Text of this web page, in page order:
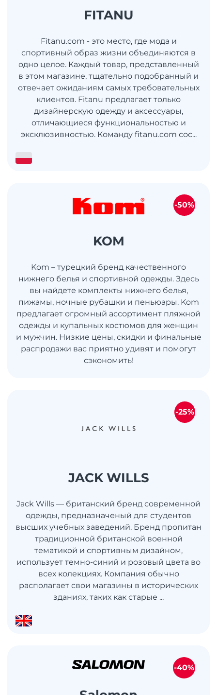
FITANU
Fitanu.com - это место, где мода и
спортивный образ жизни объединяются в
одно целое. Каждый товар, представленный
в этом магазине, тщательно подобранный и
отвечает ожиданиям самых требовательных
клиентов. Fitanu предлагает только
дизайнерскую одежду и аксессуары,
отличающиеся функциональностью и
эксклюзивностью. Команду fitanu.com сос...
KOM
Kom – турецкий бренд качественного
нижнего белья и спортивной одежды. Здесь
вы найдете комплекты нижнего белья,
пижамы, ночные рубашки и пеньюары. Kom
предлагает огромный ассортимент пляжной
одежды и купальных костюмов для женщин
и мужчин. Низкие цены, скидки и финальные
распродажи вас приятно удивят и помогут
сэкономить!
-50%
JACK WILLS
Jack Wills — британский бренд современной
одежды, предназначеный для студентов
высших учебных заведений. Бренд пропитан
традиционной британской военной
тематикой и спортивным дизайном,
использует темно-синий и розовый цвета во
всех колекциях. Компания обычно
располагает свои магазины в исторических
зданиях, таких как старые ...
-25%
-40%